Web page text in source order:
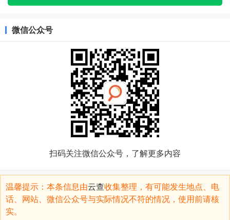
微信公众号
扫码关注微信公众号，了解更多内容
温馨提示：本条信息由云查收集整理，有可能发生地点、电
话、网站、微信公众号与实际情况不符的情况，使用前请核
实。